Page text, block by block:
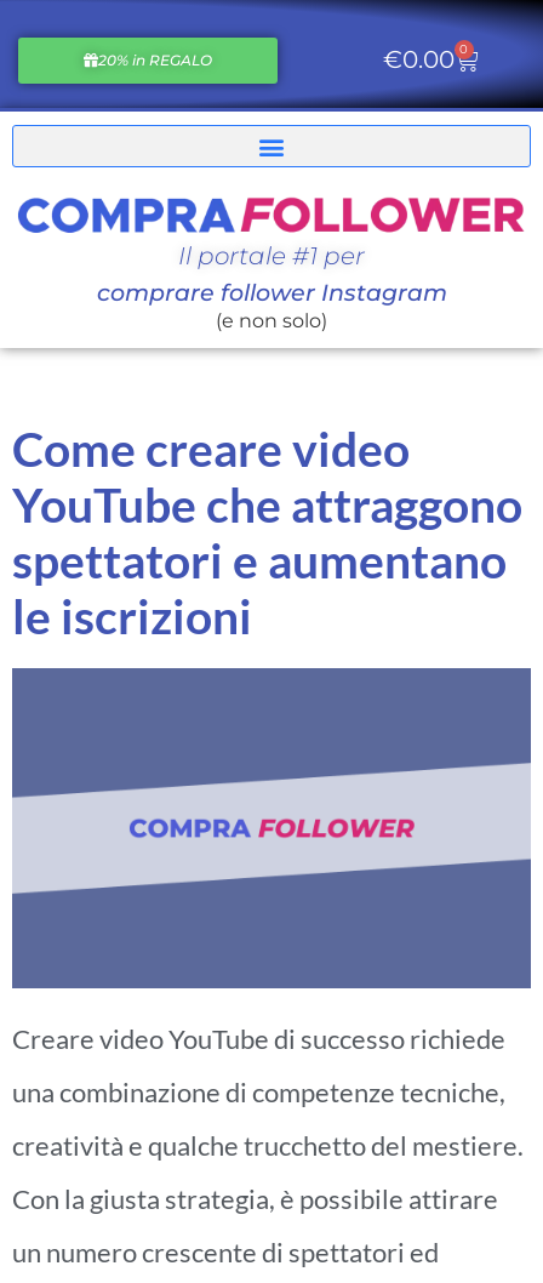
20% in REGALO €0.00 0
Il portale #1 per
comprare follower Instagram
(e non solo)
Come creare video
YouTube che attraggono
spettatori e aumentano
le iscrizioni
Creare video YouTube di successo richiede
una combinazione di competenze tecniche,
creatività e qualche trucchetto del mestiere.
Con la giusta strategia, è possibile attirare
un numero crescente di spettatori ed